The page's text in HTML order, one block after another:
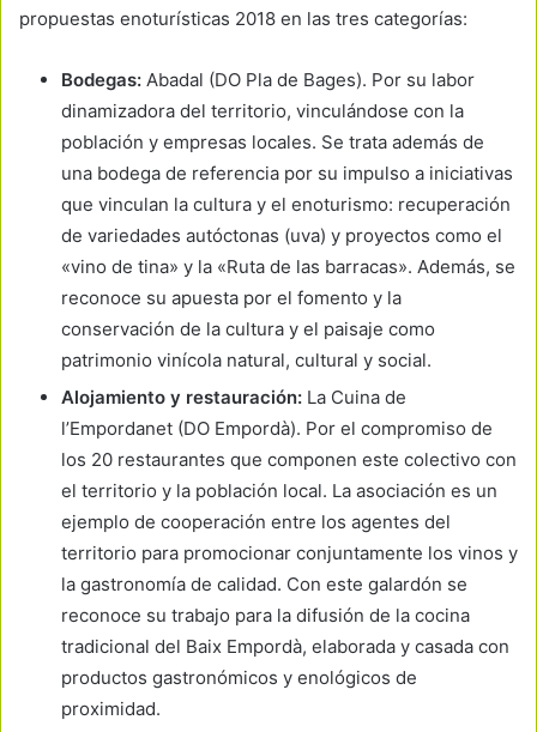
propuestas enoturísticas 2018 en las tres categorías:
Bodegas: Abadal (DO Pla de Bages). Por su labor
dinamizadora del territorio, vinculándose con la
población y empresas locales. Se trata además de
una bodega de referencia por su impulso a iniciativas
que vinculan la cultura y el enoturismo: recuperación
de variedades autóctonas (uva) y proyectos como el
«vino de tina» y la «Ruta de las barracas». Además, se
reconoce su apuesta por el fomento y la
conservación de la cultura y el paisaje como
patrimonio vinícola natural, cultural y social.
Alojamiento y restauración: La Cuina de
l’Empordanet (DO Empordà). Por el compromiso de
los 20 restaurantes que componen este colectivo con
el territorio y la población local. La asociación es un
ejemplo de cooperación entre los agentes del
territorio para promocionar conjuntamente los vinos y
la gastronomía de calidad. Con este galardón se
reconoce su trabajo para la difusión de la cocina
tradicional del Baix Empordà, elaborada y casada con
productos gastronómicos y enológicos de
proximidad.